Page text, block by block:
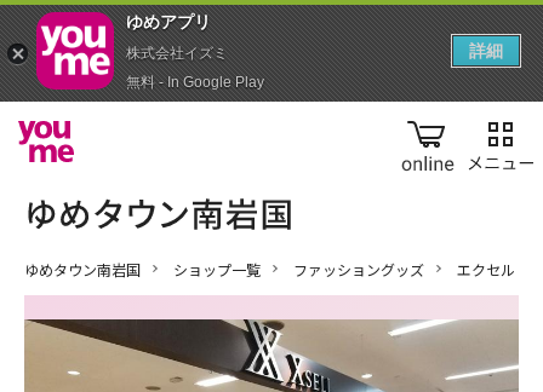
online
ゆめタウン南岩国 ショップ一覧 ファッショングッズ エクセル
ゆめアプ‪リ‬
株式会社イズミ
無料 - In Google Play
詳細